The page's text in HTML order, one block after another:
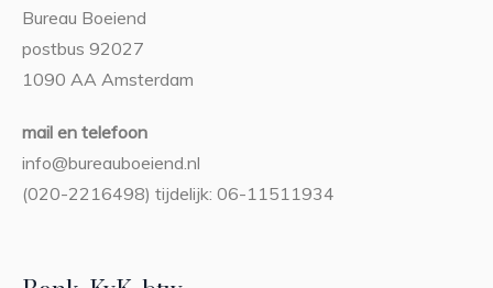
Bureau Boeiend
postbus 92027
1090 AA Amsterdam
mail en telefoon
info@bureauboeiend.nl
(020-2216498) tijdelijk: 06-11511934